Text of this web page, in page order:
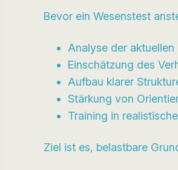
Bevor ein Wesenstest
Analyse der aktuellen
Einschätzung des
Aufbau klarer
Stärkung von
Training in
Ziel ist es, belastbare